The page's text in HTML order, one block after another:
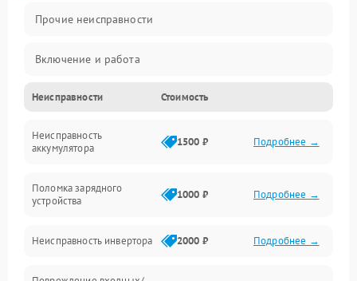
Прочие неисправности
Включение и работа
Работа с нагрузкой
Звук и индикация
Неисправности Стоимость
Неисправность
аккумулятора
1500 ₽ Подробнее →
Поломка зарядного
устройства
1000 ₽ Подробнее →
Неисправность инвертора 2000 ₽ Подробнее →